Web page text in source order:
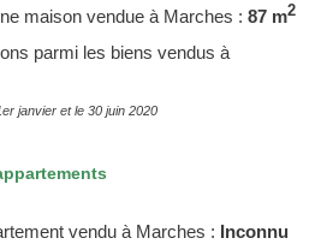
maison vendue à Marches : 87 m2
parmi les biens vendus à
janvier et le 30 juin 2020
vendu à Marches : Inconnu